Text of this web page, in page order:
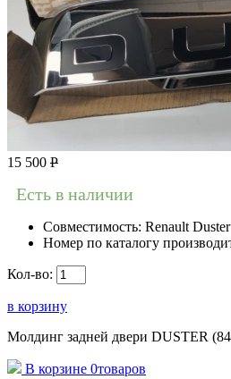
15 500 Р
Есть в наличии
Совместимость: Renault Duster
Номер по каталогу
Кол-во:
в корзину
Молдинг задней двери DUSTER
В корзине 0товаров